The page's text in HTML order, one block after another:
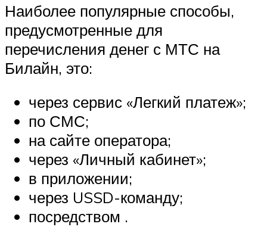
Наиболее популярные способы,
предусмотренные для
перечисления денег с МТС на
Билайн, это:
через сервис «Легкий платеж»;
по СМС;
на сайте оператора;
через «Личный кабинет»;
в приложении;
через USSD-команду;
посредством .